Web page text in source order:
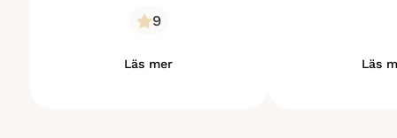
9
Läs mer Läs